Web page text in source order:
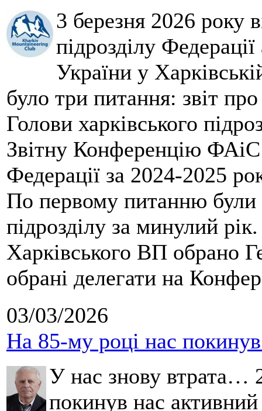
3 березня 2026 року
підрозділу
України у
було три питання: звіт
Голови харківського
Звітну Конференцію
Федерації за 2024-2025
По первому питанню були
підрозділу за минулий
Харківського ВП обрано
обрані делегати на
03/03/2026
На 85-му році нас
У нас знову втрата…
покинув нас